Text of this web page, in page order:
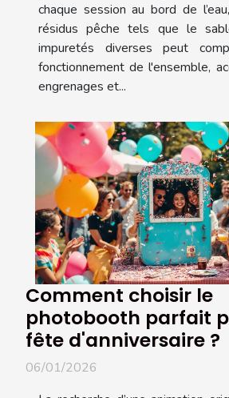
chaque session au bord de
résidus pêche tels que le
impuretés diverses peut
fonctionnement de l'ensemble,
engrenages et...
Comment choisir le
photobooth parfait
fête d'anniversaire ?
06/01/2026